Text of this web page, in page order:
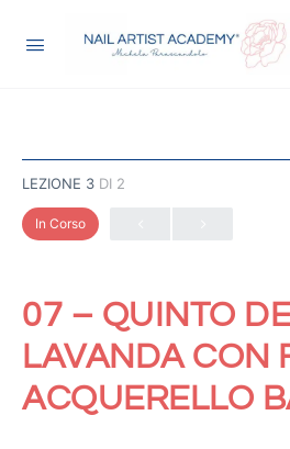
LEZIONE 3 DI 2
In Corso
07 – QUINTO
LAVANDA CON
ACQUERELLO